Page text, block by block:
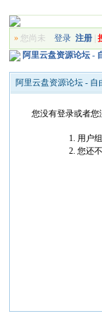
» 您尚未登录 注册 |
阿里云盘资源论坛 -
阿里云盘资源论坛 - 自
您没有登录或者
用户
您还